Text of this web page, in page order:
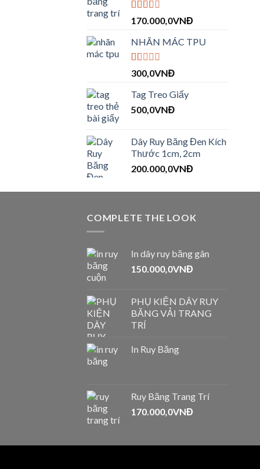
Được
hạng
2.09
5 sao
170.000,0VNĐ
NHÃN MÁC TPU
Được
hạng
1.00
5
300,0VNĐ
Tag Treo Giấy
500,0VNĐ
Dây Ruy Băng Đen Kích
Thước 1cm, 2cm
200.000,0VNĐ
COMPLETE THE LOOK
In dây ruy băng gân
150.000,0VNĐ
PHỤ KIỆN DÂY RUY
BĂNG VẢI TRANG
TRÍ
In Ruy Băng
Ruy Băng Trang Trí
170.000,0VNĐ